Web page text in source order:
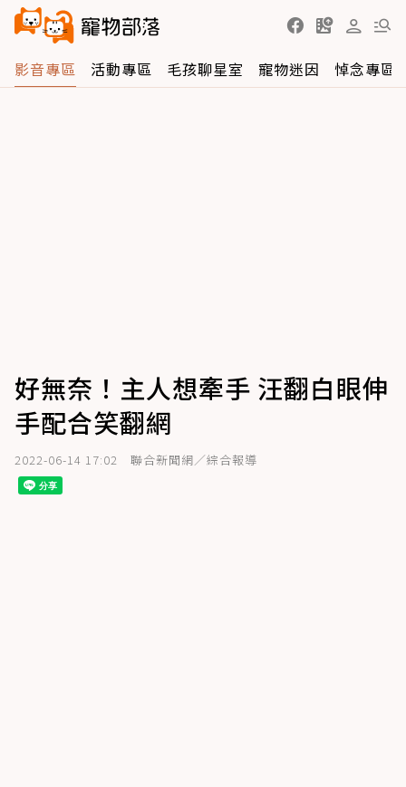
影音專區 活動專區 毛孩聊星室 寵物迷因 悼念專區
好無奈！主人想牽手 汪翻白眼伸
手配合笑翻網
2022-06-14 17:02 聯合新聞網／綜合報導